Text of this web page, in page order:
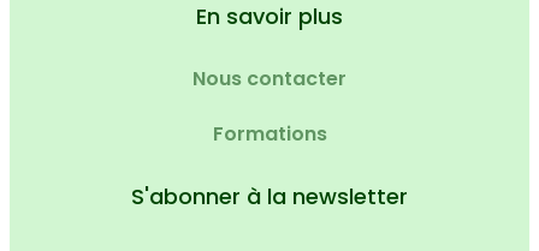
En savoir plus
Nous contacter
Formations
S'abonner à la newsletter